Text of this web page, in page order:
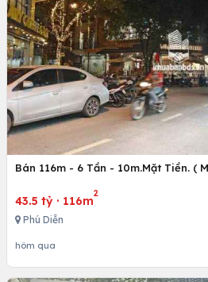
Bán 116m - 6 Tần - 10m.Mặt Tiền. (
43.5 tỷ · 116m
2
Phú Diễn
hôm qua